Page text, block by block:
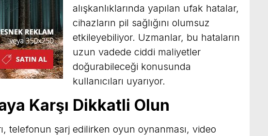
alışkanlıklarında yapılan ufak hatalar,
cihazların pil sağlığını olumsuz
etkileyebiliyor. Uzmanlar, bu hataların
uzun vadede ciddi maliyetler
doğurabileceği konusunda
kullanıcıları uyarıyor.
Karşı Dikkatli Olun
telefonun şarj edilirken oyun oynanması, video